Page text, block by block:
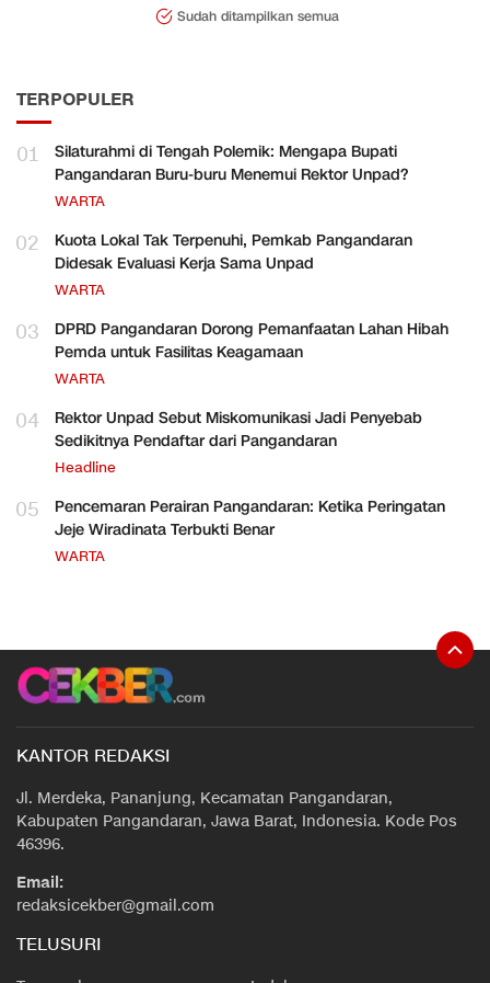
Sudah ditampilkan semua
TERPOPULER
01
Silaturahmi di Tengah Polemik: Mengapa Bupati
Pangandaran Buru-buru Menemui Rektor Unpad?
WARTA
02
Kuota Lokal Tak Terpenuhi, Pemkab Pangandaran
Didesak Evaluasi Kerja Sama Unpad
WARTA
03
DPRD Pangandaran Dorong Pemanfaatan Lahan Hibah
Pemda untuk Fasilitas Keagamaan
WARTA
04
Rektor Unpad Sebut Miskomunikasi Jadi Penyebab
Sedikitnya Pendaftar dari Pangandaran
Headline
05
Pencemaran Perairan Pangandaran: Ketika Peringatan
Jeje Wiradinata Terbukti Benar
WARTA
KANTOR REDAKSI
Jl. Merdeka, Pananjung, Kecamatan Pangandaran,
Kabupaten Pangandaran, Jawa Barat, Indonesia. Kode Pos
46396.
Email:
redaksicekber@gmail.com
TELUSURI